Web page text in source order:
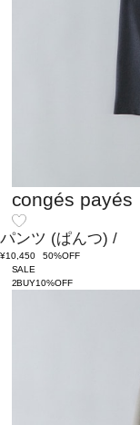
congés payés
パンツ (ぱんつ) /
¥10,450
50%OFF
SALE
2BUY10%OFF